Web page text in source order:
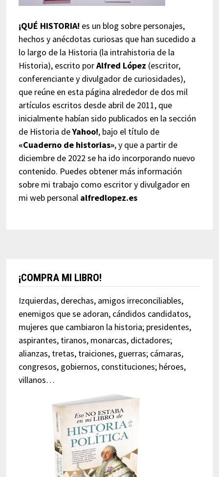
¡QUÉ HISTORIA! es un blog sobre personajes,
hechos y anécdotas curiosas que han sucedido a
lo largo de la Historia (la intrahistoria de la
Historia), escrito porAlfred López (escritor,
conferenciante y divulgador de curiosidades),
que reúne en esta página alrededor de dos mil
artículos escritos desde abril de 2011, que
inicialmente habían sido publicados en la sección
de Historia deYahoo!, bajo el título de
«Cuaderno de historias», y que a partir de
diciembre de 2022 se ha ido incorporando nuevo
contenido. Puedes obtener más información
sobre mi trabajo como escritor y divulgador en
mi web personal alfredlopez.es
¡COMPRA MI LIBRO!
Izquierdas, derechas, amigos irreconciliables,
enemigos que se adoran, cándidos candidatos,
mujeres que cambiaron la historia; presidentes,
aspirantes, tiranos, monarcas, dictadores;
alianzas, tretas, traiciones, guerras; cámaras,
congresos, gobiernos, constituciones; héroes,
villanos…